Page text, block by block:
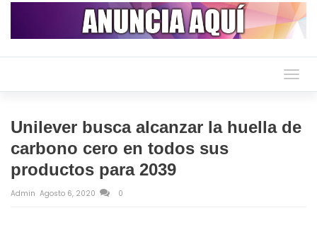
Unilever busca alcanzar la huella de
carbono cero en todos sus
productos para 2039
Admin Agosto 6, 2020 0